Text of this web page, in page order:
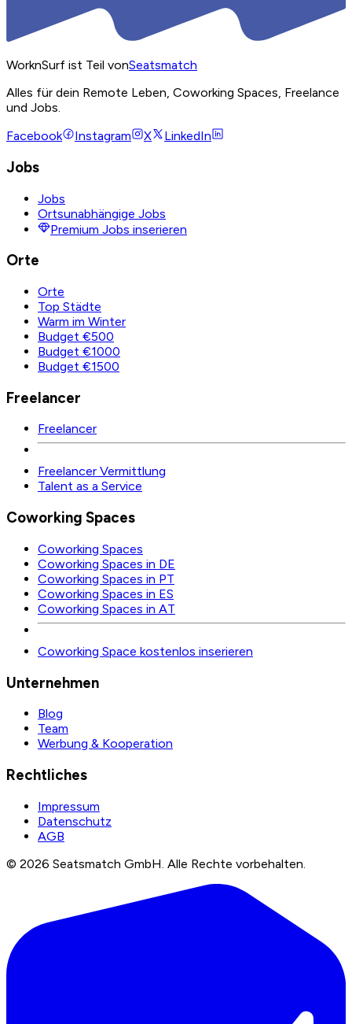
WorknSurf ist Teil vonSeatsmatch
Alles für dein Remote Leben, Coworking Spaces, Freelance
und Jobs.
Facebook
Instagram X LinkedIn
Jobs
Jobs
Ortsunabhängige Jobs
Premium Jobs inserieren
Orte
Orte
Top Städte
Warm im Winter
Budget €500
Budget €1000
Budget €1500
Freelancer
Freelancer
Freelancer Vermittlung
Talent as a Service
Coworking Spaces
Coworking Spaces
Coworking Spaces in DE
Coworking Spaces in PT
Coworking Spaces in ES
Coworking Spaces in AT
Coworking Space kostenlos inserieren
Unternehmen
Blog
Team
Werbung & Kooperation
Rechtliches
Impressum
Datenschutz
AGB
© 2026 Seatsmatch GmbH. Alle Rechte vorbehalten.